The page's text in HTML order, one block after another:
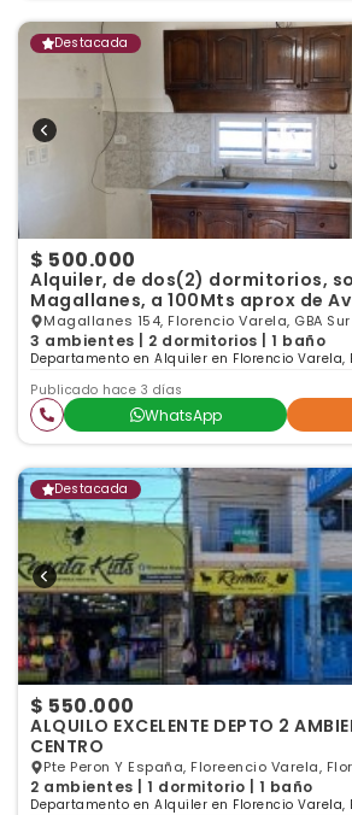
Destacada
$ 500.000
Alquiler, de dos(2) dormitorios,
Magallanes, a 100Mts aprox de
Magallanes 154, Florencio Varela, GBA Sur
3 ambientes | 2 dormitorios | 1 baño
Departamento en Alquiler en Florencio Varela,
Publicado hace 3 días
WhatsApp
Destacada
$ 550.000
ALQUILO EXCELENTE DEPTO 2
CENTRO
Pte Peron Y España, Floreencio Varela,
2 ambientes | 1 dormitorio | 1 baño
Departamento en Alquiler en Florencio Varela,